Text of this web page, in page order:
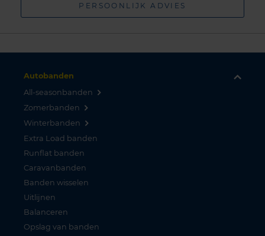
PERSOONLIJK ADVIES
Autobanden
All-seasonbanden
Zomerbanden
Winterbanden
Extra Load banden
Runflat banden
Caravanbanden
Banden wisselen
Uitlijnen
Balanceren
Opslag van banden